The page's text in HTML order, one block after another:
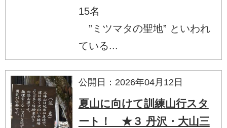
15名
”ミツマタの聖地” といわれ
ている...
公開日：2026年04月12日
夏山に向けて訓練山行スタ
ート！ ★３ 丹沢・大山三